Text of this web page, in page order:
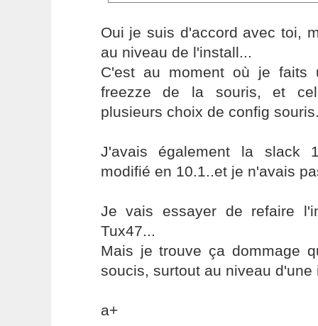
Oui je suis d'accord avec toi,
au niveau de l'install...
C'est au moment où je faits
freezze de la souris, et
plusieurs choix de config
J'avais également la slack
modifié en 10.1..et je n'avais
Je vais essayer de refaire
Tux47...
Mais je trouve ça dommage
soucis, surtout au niveau d'une
a+